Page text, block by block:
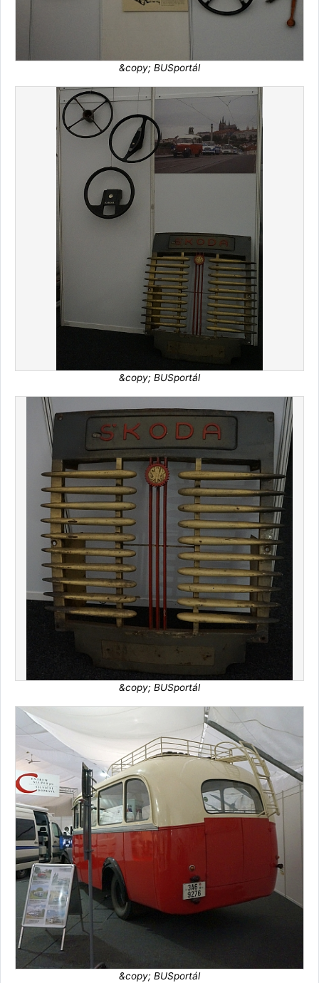
&copy; BUSportál
&copy; BUSportál
&copy; BUSportál
&copy; BUSportál